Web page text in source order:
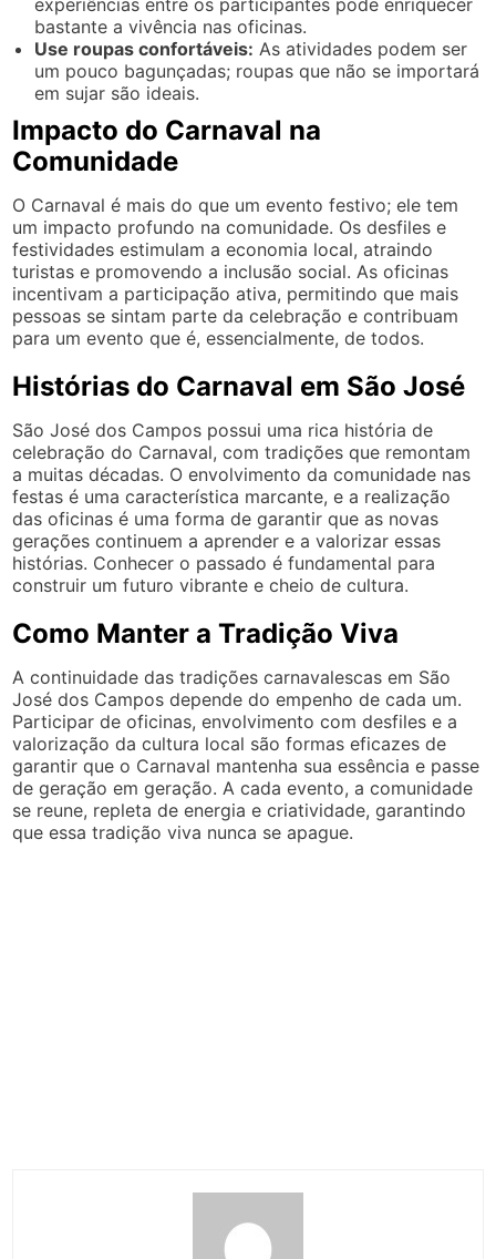
experiências entre os participantes pode enriquecer
bastante a vivência nas oficinas.
Use roupas confortáveis: As atividades podem ser
um pouco bagunçadas; roupas que não se importará
em sujar são ideais.
Impacto do Carnaval na
Comunidade
O Carnaval é mais do que um evento festivo; ele tem
um impacto profundo na comunidade. Os desfiles e
festividades estimulam a economia local, atraindo
turistas e promovendo a inclusão social. As oficinas
incentivam a participação ativa, permitindo que mais
pessoas se sintam parte da celebração e contribuam
para um evento que é, essencialmente, de todos.
Histórias do Carnaval em São José
São José dos Campos possui uma rica história de
celebração do Carnaval, com tradições que remontam
a muitas décadas. O envolvimento da comunidade nas
festas é uma característica marcante, e a realização
das oficinas é uma forma de garantir que as novas
gerações continuem a aprender e a valorizar essas
histórias. Conhecer o passado é fundamental para
construir um futuro vibrante e cheio de cultura.
Como Manter a Tradição Viva
A continuidade das tradições carnavalescas em São
José dos Campos depende do empenho de cada um.
Participar de oficinas, envolvimento com desfiles e a
valorização da cultura local são formas eficazes de
garantir que o Carnaval mantenha sua essência e passe
de geração em geração. A cada evento, a comunidade
se reune, repleta de energia e criatividade, garantindo
que essa tradição viva nunca se apague.